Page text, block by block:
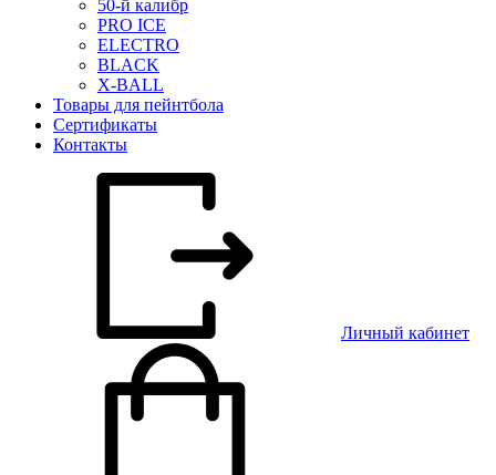
50-й калибр
PRO ICE
ELECTRO
BLACK
X-BALL
Товары для пейнтбола
Сертификаты
Контакты
Личный кабинет